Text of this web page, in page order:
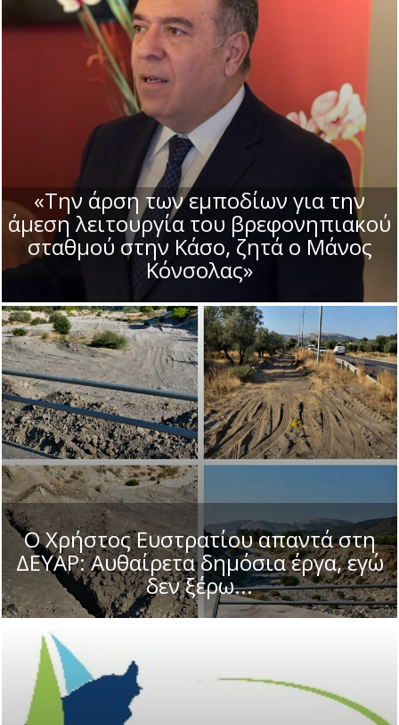
«Την άρση των εμποδίων για την
άμεση λειτουργία του βρεφονηπιακού
σταθμού στην Κάσο, ζητά ο Μάνος
Κόνσολας»
Ο Χρήστος Ευστρατίου απαντά στη
ΔΕΥΑΡ: Αυθαίρετα δημόσια έργα, εγώ
δεν ξέρω...